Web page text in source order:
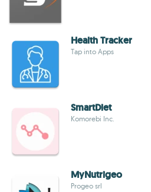
Health Tracker
Tap into Apps
SmartDiet
Komorebi Inc.
MyNutrigeo
Progeo srl